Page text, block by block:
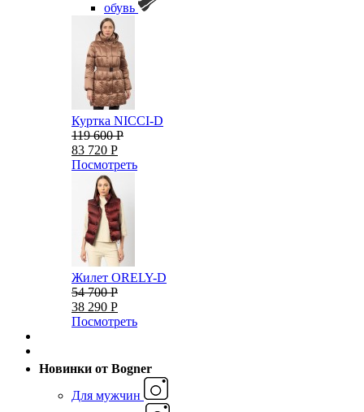
обувь
Куртка NICCI-D
119 600 Р
83 720 Р
Посмотреть
Жилет ORELY-D
54 700 Р
38 290 Р
Посмотреть
Новинки от Bogner
Для мужчин